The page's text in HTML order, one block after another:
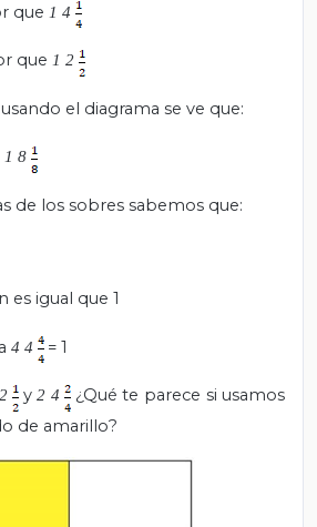
que 1 4
que 1 2
usando el diagrama se ve que:
1 8
de los sobres sabemos que:
es igual que 1
4 4 = 1
2 y2 4
¿Qué te parece si usamos
de amarillo?